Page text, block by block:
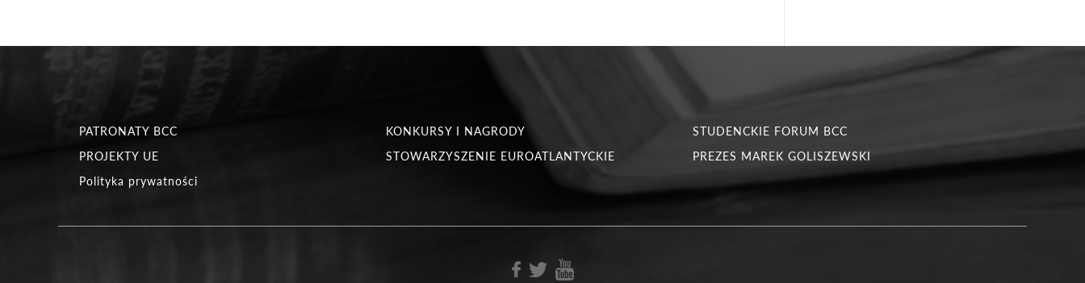
PATRONATY BCC KONKURSY I NAGRODY
STUDENCKIE FORUM BCC
PROJEKTY UE
STOWARZYSZENIE EUROATLANTYCKIE
PREZES MAREK GOLISZEWSKI
Polityka prywatności